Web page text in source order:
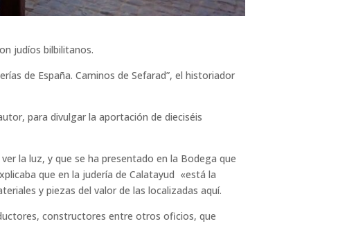
judíos bilbilitanos.
de España. Caminos de Sefarad”, el historiador
para divulgar la aportación de dieciséis
la luz, y que se ha presentado en la Bodega que
que en la judería de Calatayud «está la
y piezas del valor de las localizadas aquí.
constructores entre otros oficios, que